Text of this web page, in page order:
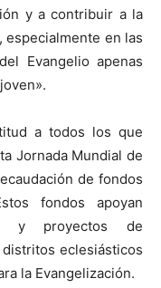
y a contribuir a la
especialmente en las
Evangelio apenas
a todos los que
Jornada Mundial de
de fondos
fondos apoyan
y proyectos de
eclesiásticos
la Evangelización.